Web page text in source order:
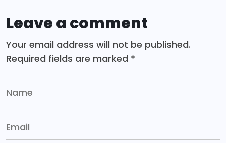
Leave a comment
Your email address will not be published.
Required fields are marked *